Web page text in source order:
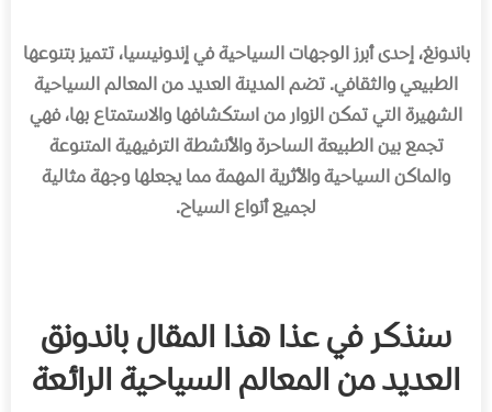
باندونغ، إحدى أبرز الوجهات السياحية في إندونيسيا، تتميز بتنوعها
الطبيعي والثقافي. تضم المدينة العديد من المعالم السياحية
الشهيرة التي تمكن الزوار من استكشافها والاستمتاع بها، فهي
تجمع بين الطبيعة الساحرة والأنشطة الترفيهية المتنوعة
والماكن السياحية والأثرية المهمة مما يجعلها وجهة مثالية
لجميع أنواع السياح.
سنذكر في عذا هذا المقال باندونق
العديد من المعالم السياحية الرائعة